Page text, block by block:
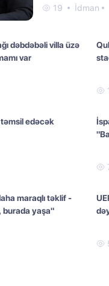
19 İdman
dəbdəbəli villa üzə
var
edəcək
maraqlı təklif -
burada yaşa"